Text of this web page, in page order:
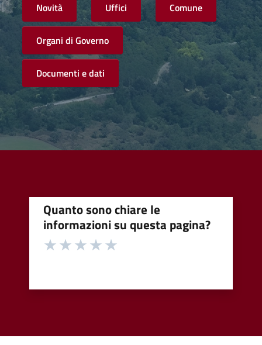
Novità Uffici Comune
Organi di Governo
Documenti e dati
Quanto sono chiare le
informazioni su questa pagina?